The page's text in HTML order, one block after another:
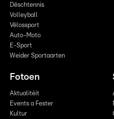
Dëschtennis
Volleyball
Vëlossport
Auto-Moto
E-Sport
Weider Sportaarten
Fotoen
Aktualitéit
Events a Fester
Kultur